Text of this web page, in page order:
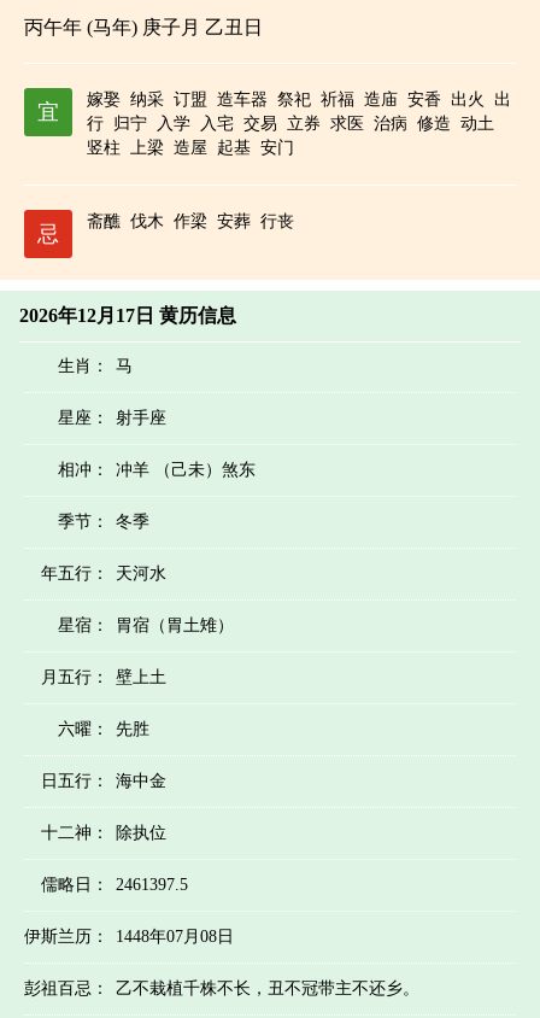
丙午年 (马年) 庚子月 乙丑日
宜
嫁娶 纳采 订盟 造车器 祭祀 祈福 造庙 安香 出火
出
行 归宁 入学 入宅 交易 立券 求医 治病 修造 动土
竖柱
上梁 造屋 起基 安门
忌
斋醮 伐木 作梁 安葬 行丧
2026年12月17日 黄历信息
生肖： 马
星座： 射手座
相冲： 冲羊 （己未）煞东
季节： 冬季
年五行： 天河水
星宿： 胃宿（胃土雉）
月五行： 壁上土
六曜： 先胜
日五行： 海中金
十二神： 除执位
儒略日： 2461397.5
伊斯兰历： 1448年07月08日
彭祖百忌： 乙不栽植千株不长，丑不冠带主不还乡。